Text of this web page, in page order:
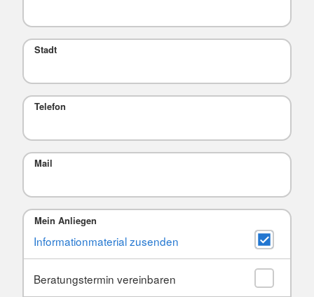
Stadt
Telefon
Mail
Mein Anliegen
Informationmaterial zusenden
Beratungstermin vereinbaren